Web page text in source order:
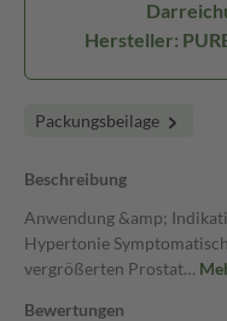
Hersteller:
Packungsbeilage
Beschreibung
Anwendung &amp;
Hypertonie
vergrößerten Prostat…
Bewertungen